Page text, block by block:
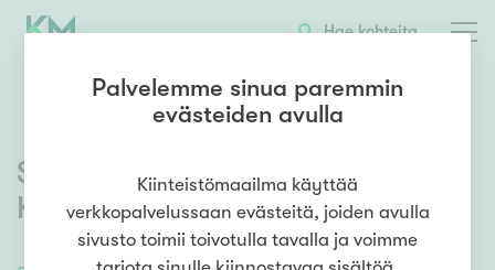
Hae kohteita
Sammonkatu 22,Maljalahti
Kuopio
Palvelemme sinua paremmin
evästeiden avulla
Kiinteistömaailma käyttää
verkkopalvelussaan evästeitä, joiden avulla
sivusto toimii toivotulla tavalla ja voimme